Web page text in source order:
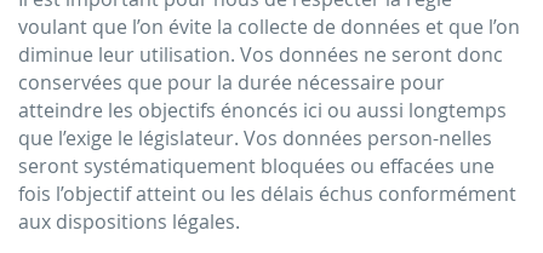
voulant que l’on évite la collecte de données et que l’on
diminue leur utilisation. Vos données ne seront donc
conservées que pour la durée nécessaire pour
atteindre les objectifs énoncés ici ou aussi longtemps
que l’exige le législateur. Vos données person-nelles
seront systématiquement bloquées ou effacées une
fois l’objectif atteint ou les délais échus conformément
aux dispositions légales.